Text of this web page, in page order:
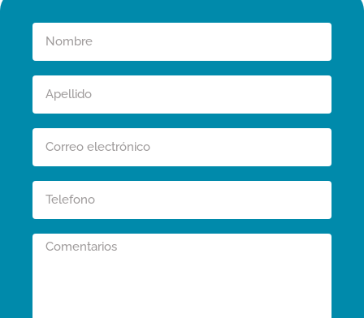
Dra. Eva Sol Segarra
Especialista en Prótesis sobre Implantes, Prótesis Fija y
Estética Dental
Segarra es reconocida como una referente en el ámbito de